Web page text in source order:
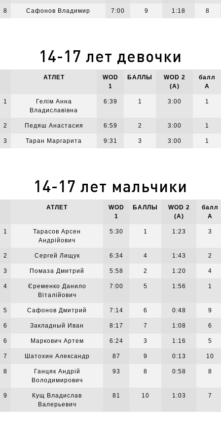
8 Сафонов Владимир 7:00 9 1:18 8
14-17 лет девочки
АТЛЕТ
WOD
1
БАЛЛЫ
WOD 2
(A)
балл
А
1
Гелім Анна
Владиславівна
6:39 1 3:00 1
2 Педяш Анастасия 6:59 2 3:00 1
3 Таран Маргарита 9:31 3 3:00 1
14-17 лет мальчики
АТЛЕТ
WOD
1
БАЛЛЫ
WOD 2
(A)
балл
А
1
Тарасов Арсен
Андрійович
5:30 1 1:23 3
2 Сергей Лищук 6:34 4 1:43 2
3 Помаза Дмитрий 5:58 2 1:20 4
4
Єременко Данило
Віталійович
7:00 5 1:56 1
5 Сафонов Дмитрий 7:14 6 0:48 9
6 Закладный Иван 8:17 7 1:08 6
6 Маркович Артем 6:24 3 1:16 5
7 Шатохин Александр 87 9 0:13 10
8
Ганцяк Андрій
Володимирович
93 8 0:58 8
9
Кущ Владислав
Валерьевич
81 10 1:03 7